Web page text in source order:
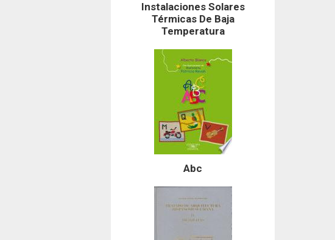
Instalaciones Solares
Térmicas De Baja
Temperatura
Abc